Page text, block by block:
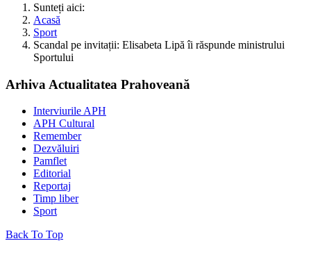
Sunteți aici:
Acasă
Sport
Scandal pe invitații: Elisabeta Lipă îi răspunde ministrului
Sportului
Arhiva Actualitatea Prahoveană
Interviurile APH
APH Cultural
Remember
Dezvăluiri
Pamflet
Editorial
Reportaj
Timp liber
Sport
Back To Top